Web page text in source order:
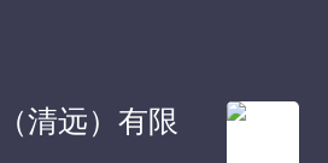
清远）有限